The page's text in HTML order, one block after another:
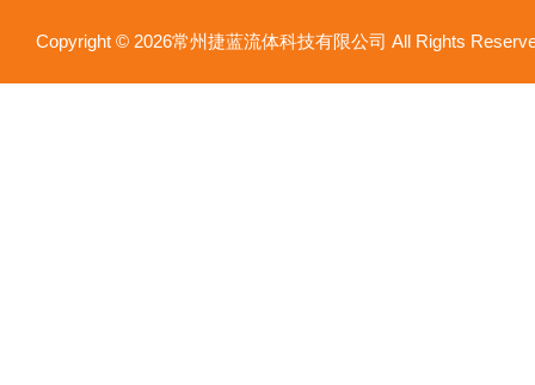
Copyright © 2026常州捷蓝流体科技有限公司 All Rights